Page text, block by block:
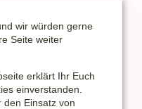
wir würden gerne
Seite weiter
erklärt Ihr Euch
einverstanden.
den Einsatz von